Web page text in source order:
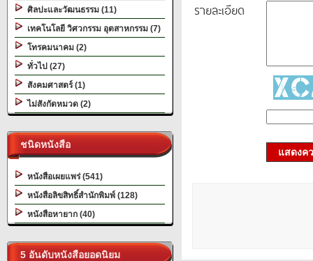
ศิลปะและวัฒนธรรม (11)
เทคโนโลยี วิศวกรรม อุตสาหกรรม (7)
โทรคมนาคม (2)
ทั่วไป (27)
สังคมศาสตร์ (1)
ไม่สังกัดหมวด (2)
ชนิดหนังสือ
หนังสือเผยแพร่ (541)
หนังสือลิขสิทธิ์สำนักพิมพ์ (128)
หนังสือหายาก (40)
5 อันดับหนังสือยอดนิยม
รายละเอียด
แสดงค